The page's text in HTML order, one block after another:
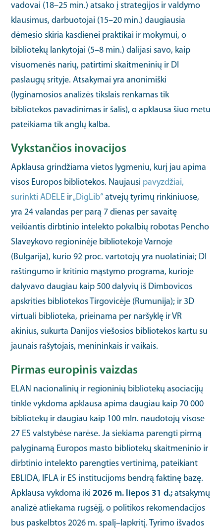
vadovai (18–25 min.) atsako į strategijos ir valdymo
klausimus, darbuotojai (15–20 min.) daugiausia
dėmesio skiria kasdienei praktikai ir mokymui, o
bibliotekų lankytojai (5–8 min.) dalijasi savo, kaip
visuomenės narių, patirtimi skaitmeninių ir DI
paslaugų srityje. Atsakymai yra anonimiški
(lyginamosios analizės tikslais renkamas tik
bibliotekos pavadinimas ir šalis), o apklausa šiuo metu
pateikiama tik anglų kalba.
Vykstančios inovacijos
Apklausa grindžiama vietos lygmeniu, kurį jau apima
visos Europos bibliotekos. Naujausi pavyzdžiai,
surinkti ADELE ir„DigLib“ atvejų tyrimų rinkiniuose,
yra 24 valandas per parą 7 dienas per savaitę
veikiantis dirbtinio intelekto pokalbių robotas Pencho
Slaveykovo regioninėje bibliotekoje Varnoje
(Bulgarija), kurio 92 proc. vartotojų yra nuolatiniai; DI
raštingumo ir kritinio mąstymo programa, kurioje
dalyvavo daugiau kaip 500 dalyvių iš Dimbovicos
apskrities bibliotekos Tirgovicėje (Rumunija); ir 3D
virtuali biblioteka, prieinama per naršyklę ir VR
akinius, sukurta Danijos viešosios bibliotekos kartu su
jaunais rašytojais, menininkais ir vaikais.
Pirmas europinis vaizdas
ELAN nacionalinių ir regioninių bibliotekų asociacijų
tinkle vykdoma apklausa apima daugiau kaip 70 000
bibliotekų ir daugiau kaip 100 mln. naudotojų visose
27 ES valstybėse narėse. Ja siekiama parengti pirmą
palyginamą Europos masto bibliotekų skaitmeninio ir
dirbtinio intelekto parengties vertinimą, pateikiant
EBLIDA, IFLA ir ES institucijoms bendrą faktinę bazę.
Apklausa vykdoma iki2026 m. liepos 31 d.; atsakymų
analizė atliekama rugsėjį, o politikos rekomendacijos
bus paskelbtos 2026 m. spalį–lapkritį. Tyrimo išvados